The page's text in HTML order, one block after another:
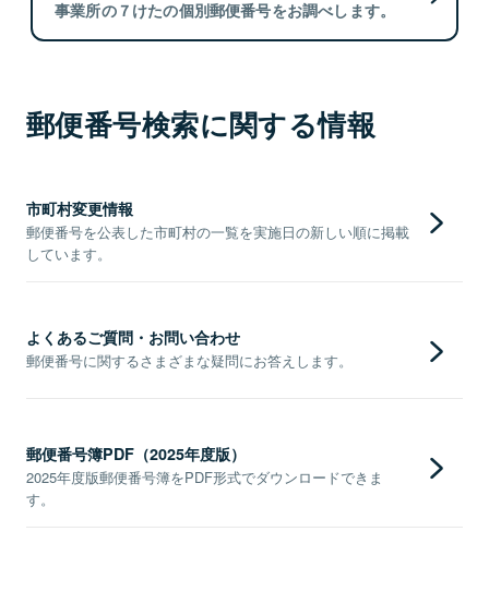
事業所の７けたの個別郵便番号をお調べします。
郵便番号検索に関する情報
市町村変更情報
郵便番号を公表した市町村の一覧を実施日の新しい順に掲載
しています。
よくあるご質問・お問い合わせ
郵便番号に関するさまざまな疑問にお答えします。
郵便番号簿PDF（2025年度版）
2025年度版郵便番号簿をPDF形式でダウンロードできま
す。